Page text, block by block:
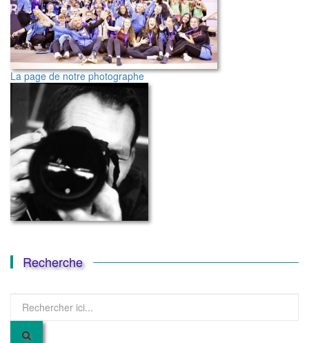
La page de notre photographe
Recherche
pour